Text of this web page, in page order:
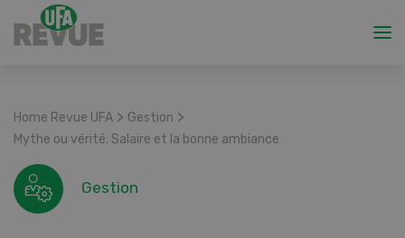
Home Revue UFA > Gestion >
Mythe ou vérité: Salaire et la bonne ambiance
Gestion